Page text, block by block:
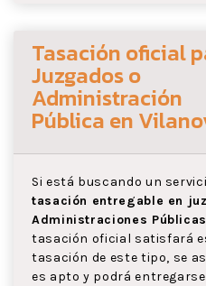
Tasación oficial
Juzgados o
Administración
Pública en
Si está buscando un
tasación entregable en
Administraciones Públicas
tasación oficial satisfará
tasación de este tipo, se
es apto y podrá